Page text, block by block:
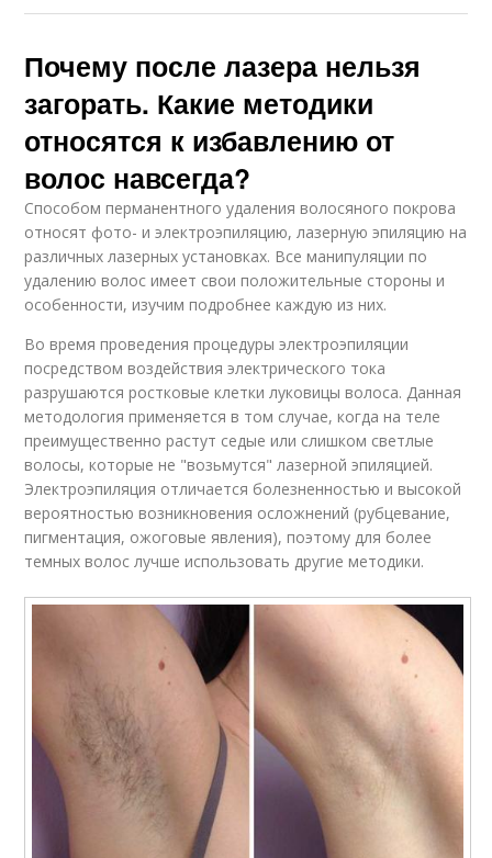
Почему после лазера нельзя
загорать. Какие методики
относятся к избавлению от
волос навсегда?
Способом перманентного удаления волосяного покрова
относят фото- и электроэпиляцию, лазерную эпиляцию на
различных лазерных установках. Все манипуляции по
удалению волос имеет свои положительные стороны и
особенности, изучим подробнее каждую из них.
Во время проведения процедуры электроэпиляции
посредством воздействия электрического тока
разрушаются ростковые клетки луковицы волоса. Данная
методология применяется в том случае, когда на теле
преимущественно растут седые или слишком светлые
волосы, которые не "возьмутся" лазерной эпиляцией.
Электроэпиляция отличается болезненностью и высокой
вероятностью возникновения осложнений (рубцевание,
пигментация, ожоговые явления), поэтому для более
темных волос лучше использовать другие методики.